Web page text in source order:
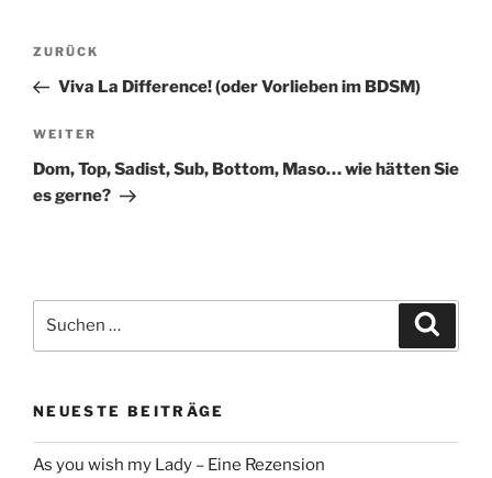
Beitragsnavigation
Vorheriger
Beitrag
ZURÜCK
Viva La Difference! (oder Vorlieben im BDSM)
Nächster
Beitrag
WEITER
Dom, Top, Sadist, Sub, Bottom, Maso… wie hätten Sie
es gerne?
nach:
NEUESTE BEITRÄGE
As you wish my Lady – Eine Rezension